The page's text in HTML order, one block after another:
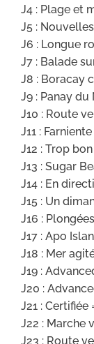
J4 : Plage et
J5 :
J6 : Longue
J7 : Balade
J8 : Boracay
J9 : Panay
J10 : Route
J11 :
J12 : Trop
J13 : Sugar
J14 : En
J15 : Un
J16 :
J17 : Apo
J18 : Mer
J19 :
J20 :
J21 : Certifiée
J22 : Marche
J23 : Route